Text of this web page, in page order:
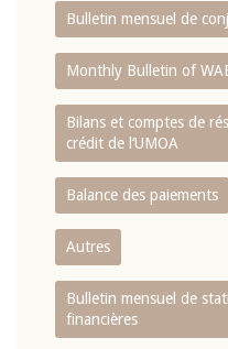
Bulletin mensuel de
Monthly Bulletin of
Bilans et comptes de
crédit de l‘UMOA
Balance des paiements
Autres
Bulletin mensuel de
financières